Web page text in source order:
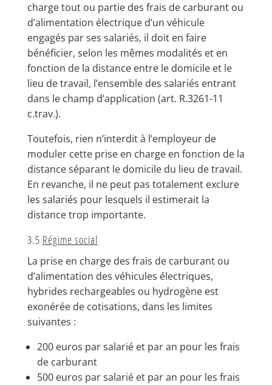
charge tout ou partie des frais de carburant ou
d’alimentation électrique d’un véhicule
engagés par ses salariés, il doit en faire
bénéficier, selon les mêmes modalités et en
fonction de la distance entre le domicile et le
lieu de travail, l’ensemble des salariés entrant
dans le champ d’application (art. R.3261-11
c.trav.).
Toutefois, rien n’interdit à l’employeur de
moduler cette prise en charge en fonction de la
distance séparant le domicile du lieu de travail.
En revanche, il ne peut pas totalement exclure
les salariés pour lesquels il estimerait la
distance trop importante.
3.5 Régime social
La prise en charge des frais de carburant ou
d’alimentation des véhicules électriques,
hybrides rechargeables ou hydrogène est
exonérée de cotisations, dans les limites
suivantes :
200 euros par salarié et par an pour les frais
de carburant
500 euros par salarié et par an pour les frais